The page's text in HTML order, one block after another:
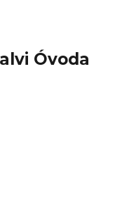
Óvoda